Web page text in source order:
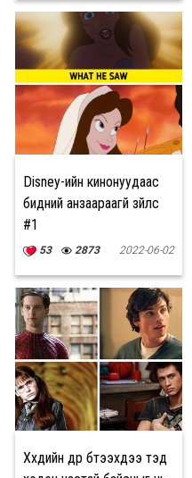
Disney-ийн кинонуудаас
бидний анзаараагүй зүйлс
#1
53 2873 2022-06-02
Хүүхдийн дүр бүтээхдээ тэд